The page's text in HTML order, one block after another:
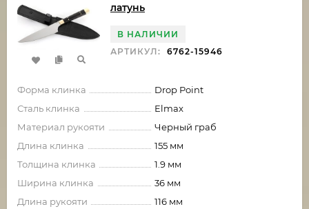
латунь
В НАЛИЧИИ
АРТИКУЛ:
6762-15946
Форма клинка
Drop Point
Сталь клинка
Elmax
Материал рукояти
Черный граб
Длина клинка
155 мм
Толщина клинка
1.9 мм
Ширина клинка
36 мм
Длина рукояти
116 мм